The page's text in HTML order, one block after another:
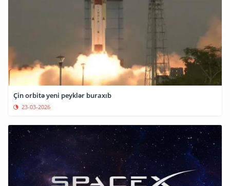
Çin orbitə yeni peyklər buraxıb
23-03-2026